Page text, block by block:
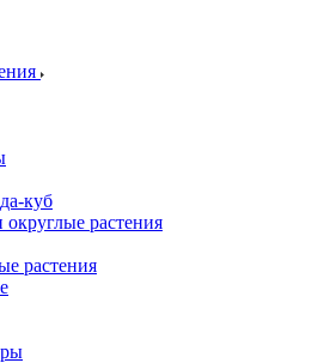
куб
растения
растения